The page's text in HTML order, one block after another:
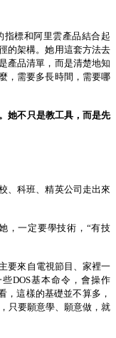
指標和阿里雲產品結合起
的架構。她用這套方法去
產品清單，而是清楚地知
，需要多長時間，需要哪
她不只是教工具，而是先
、科班、精英公司走出來
，一定要學技術， “有技
要來自電視節目、家裡一
些DOS基本命令，會操作
，這樣的基礎並不算多，
只要願意學、願意做，就